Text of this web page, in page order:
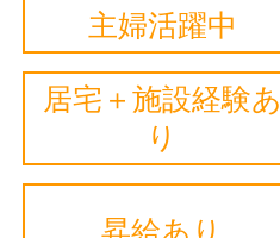
主婦活躍中
居宅＋施設経験あ
り
昇給あり